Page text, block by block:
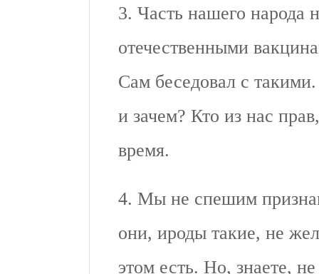
3. Часть нашего народа
отечественными
Сам беседовал с
и зачем? Кто из нас
время.
4. Мы не спешим
они, ироды такие, не
этом есть. Но, знаете,